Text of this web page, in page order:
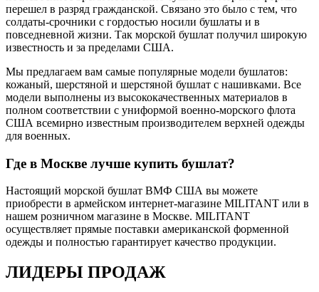
перешел в разряд гражданской. Связано это было с тем, что
солдаты-срочники с гордостью носили бушлаты и в
повседневной жизни. Так морской бушлат получил широкую
известность и за пределами США.
Мы предлагаем вам самые популярные модели бушлатов:
кожаный, шерстяной и шерстяной бушлат с нашивками. Все
модели выполнены из высококачественных материалов в
полном соответствии с униформой военно-морского флота
США всемирно известным производителем верхней одежды
для военных.
Где в Москве лучше купить бушлат?
Настоящий морской бушлат ВМФ США вы можете
приобрести в армейском интернет-магазине MILITANT или в
нашем розничном магазине в Москве. MILITANT
осуществляет прямые поставки американской форменной
одежды и полностью гарантирует качество продукции.
ЛИДЕРЫ ПРОДАЖ